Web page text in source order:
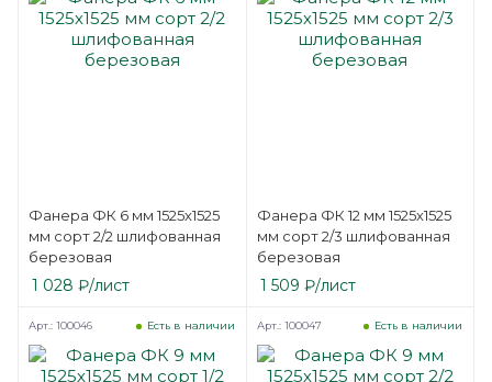
Фанера ФК 6 мм 1525х1525
мм сорт 2/2 шлифованная
березовая
1 028 ₽/лист
Фанера ФК 12 мм 1525х1525
мм сорт 2/3 шлифованная
березовая
1 509 ₽/лист
Есть в наличии
Арт.: 100046 Есть в наличии
Арт.: 100047